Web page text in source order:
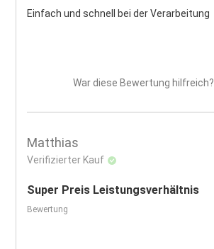
Einfach und schnell bei der Verarbeitung
War diese Bewertung hilfreich?
Matthias
Verifizierter Kauf
Super Preis Leistungsverhältnis
Bewertung